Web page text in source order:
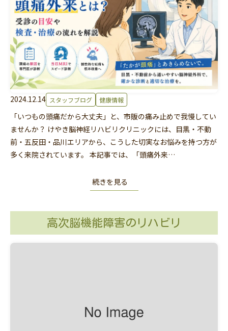
2024.12.14 スタッフブログ 健康情報
「いつもの頭痛だから大丈夫」と、市販の痛み止めで我慢してい
ませんか？ けやき脳神経リハビリクリニックには、目黒・不動
前・五反田・品川エリアから、こうした切実なお悩みを持つ方が
多く来院されています。 本記事では、「頭痛外来…
続きを見る
高次脳機能障害のリハビリ